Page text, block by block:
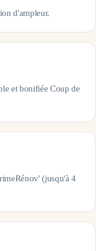
d'ampleur.
et bonifiée Coup de
(jusqu'à 4